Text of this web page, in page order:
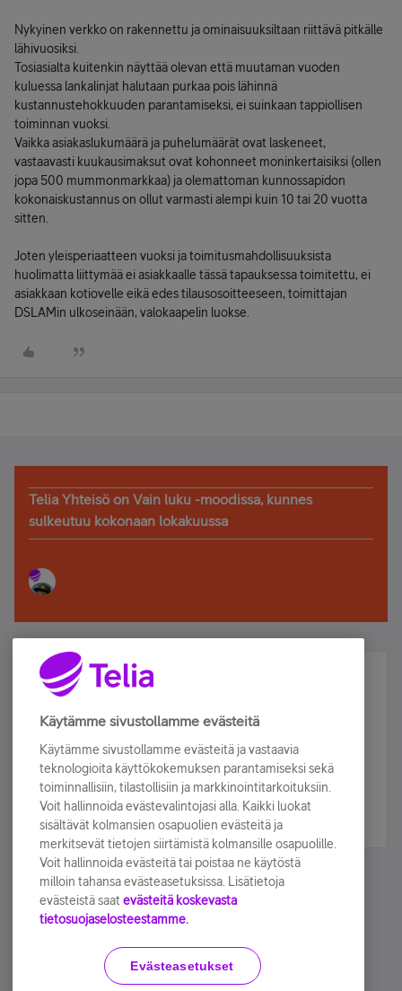
Nykyinen verkko on rakennettu ja ominaisuuksiltaan riittävä pitkälle
lähivuosiksi.
Tosiasialta kuitenkin näyttää olevan että muutaman vuoden
kuluessa lankalinjat halutaan purkaa pois lähinnä
kustannustehokkuuden parantamiseksi, ei suinkaan tappiollisen
toiminnan vuoksi.
Vaikka asiakaslukumäärä ja puhelumäärät ovat laskeneet,
vastaavasti kuukausimaksut ovat kohonneet moninkertaisiksi (ollen
jopa 500 mummonmarkkaa) ja olemattoman kunnossapidon
kokonaiskustannus on ollut varmasti alempi kuin 10 tai 20 vuotta
sitten.
Joten yleisperiaatteen vuoksi ja toimitusmahdollisuuksista
huolimatta liittymää ei asiakkaalle tässä tapauksessa toimitettu, ei
asiakkaan kotiovelle eikä edes tilausosoitteeseen, toimittajan
DSLAMin ulkoseinään, valokaapelin luokse.
Telia Yhteisö on Vain luku -moodissa, kunnes
sulkeutuu kokonaan lokakuussa
Älä jää paitsi – osallistu ja voita!
Tilaa Telian uutiskirje ja olet mukana arvonnassa.
sähköpostiisi.
Tilaa nyt
Käyttöehdot Accessibility statement
Käytämme sivustollamme evästeitä
Käytämme sivustollamme evästeitä ja vastaavia
teknologioita käyttökokemuksen parantamiseksi sekä
toiminnallisiin, tilastollisiin ja markkinointitarkoituksiin.
Voit hallinnoida evästevalintojasi alla. Kaikki luokat
sisältävät kolmansien osapuolien evästeitä ja
merkitsevät tietojen siirtämistä kolmansille osapuolille.
Voit hallinnoida evästeitä tai poistaa ne käytöstä
milloin tahansa evästeasetuksissa. Lisätietoja
evästeistä saat evästeitä koskevasta
tietosuojaselosteestamme.
Evästeasetukset